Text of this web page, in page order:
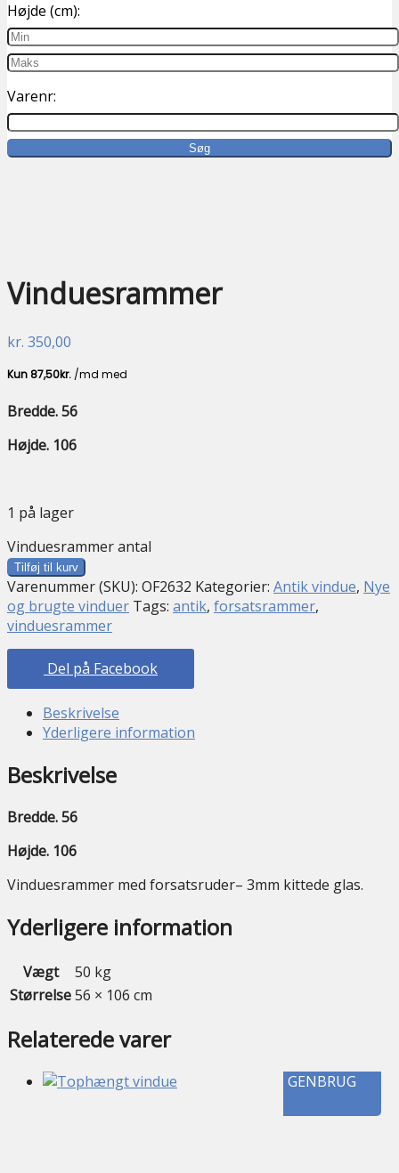
Højde (cm):
Varenr:
Vinduesrammer
kr. 350,00
Bredde. 56
Højde. 106
1 på lager
Vinduesrammer antal
Tilføj til kurv
Varenummer (SKU): OF2632 Kategorier: Antik vindue, Nye
og brugte vinduer Tags: antik, forsatsrammer,
vinduesrammer
Del på Facebook
Beskrivelse
Yderligere information
Beskrivelse
Bredde. 56
Højde. 106
Vinduesrammer med forsatsruder– 3mm kittede glas.
Yderligere information
Vægt
50 kg
Størrelse56 × 106 cm
Relaterede varer
GENBRUG